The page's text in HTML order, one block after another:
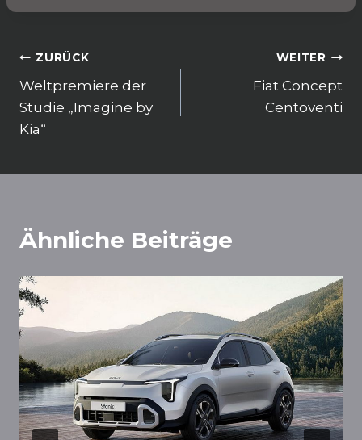
Beitragsnavigation
ZURÜCK
Weltpremiere der
Studie „Imagine by
Kia“
WEITER
Fiat Concept
Centoventi
Ähnliche Beiträge